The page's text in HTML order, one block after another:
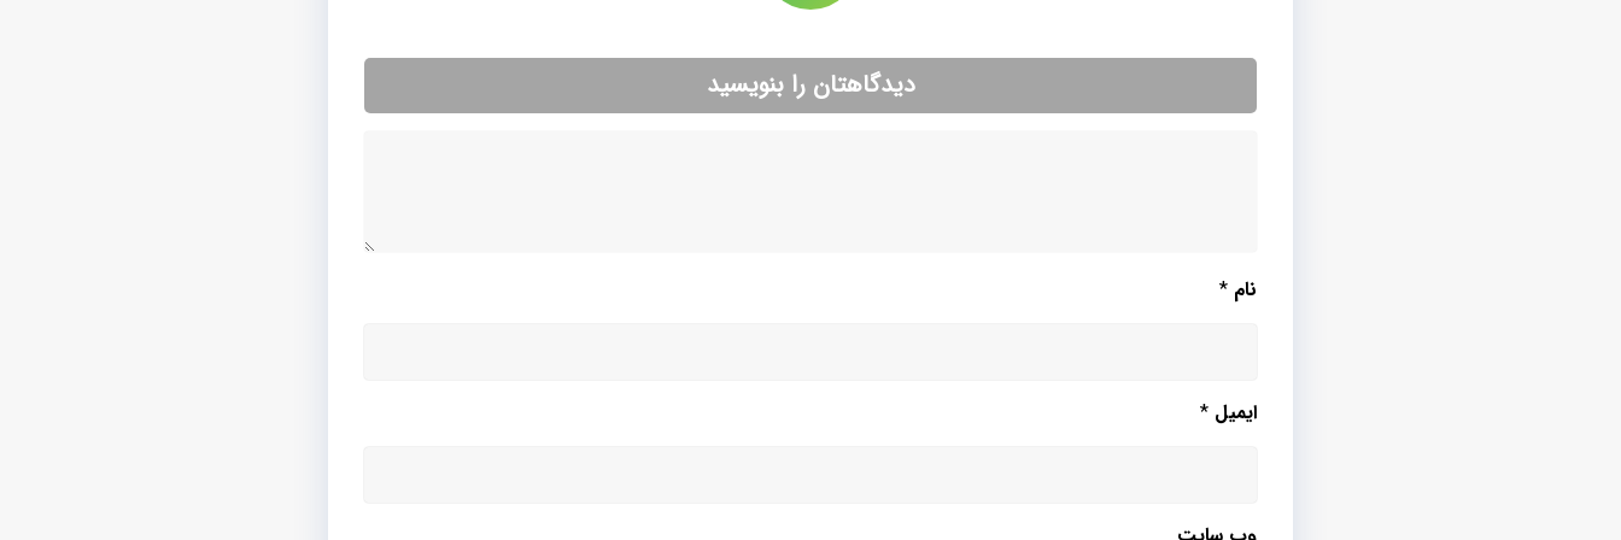
دیدگاهتان را بنویسید
نام *
ایمیل *